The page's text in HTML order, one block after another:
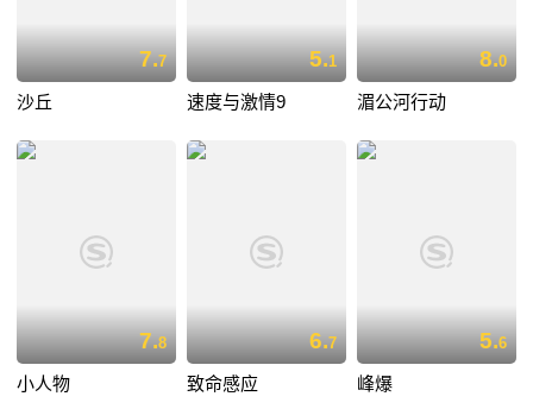
7.7
沙丘
5.1
速度与激情9
8.0
湄公河行动
7.8
小人物
6.7
致命感应
5.6
峰爆